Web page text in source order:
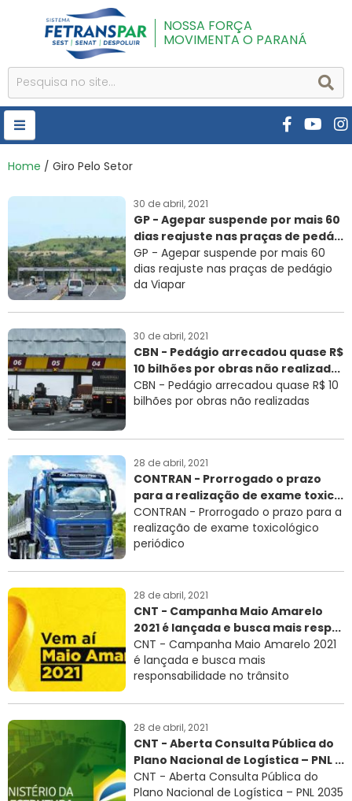
NOSSA FORÇA
MOVIMENTA O PARANÁ
HOME
CURSOS E EVENTOS
SEST SENAT
DESPOLUIR
AR INSTITUTO
RNTRC
CONTATO
Home / Giro Pelo Setor
30 de abril, 2021
GP - Agepar suspende por mais 60
dias reajuste nas praças de pedá...
GP - Agepar suspende por mais 60
dias reajuste nas praças de pedágio
da Viapar
30 de abril, 2021
CBN - Pedágio arrecadou quase R$
10 bilhões por obras não realizad...
CBN - Pedágio arrecadou quase R$ 10
bilhões por obras não realizadas
28 de abril, 2021
CONTRAN - Prorrogado o prazo
para a realização de exame toxic...
CONTRAN - Prorrogado o prazo para a
realização de exame toxicológico
periódico
28 de abril, 2021
CNT - Campanha Maio Amarelo
2021 é lançada e busca mais resp...
CNT - Campanha Maio Amarelo 2021
é lançada e busca mais
responsabilidade no trânsito
28 de abril, 2021
CNT - Aberta Consulta Pública do
Plano Nacional de Logística – PNL ...
CNT - Aberta Consulta Pública do
Plano Nacional de Logística – PNL 2035